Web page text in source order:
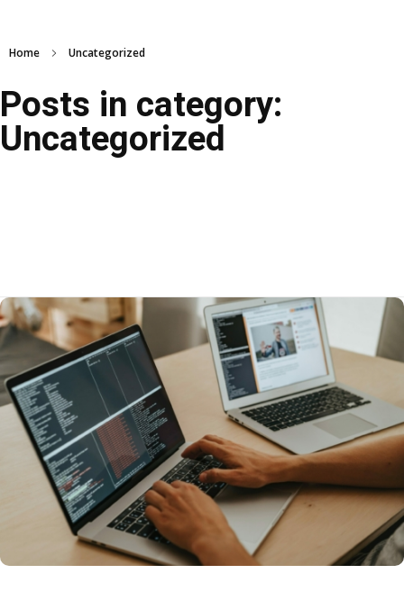
Home Uncategorized
Posts in category:
Uncategorized